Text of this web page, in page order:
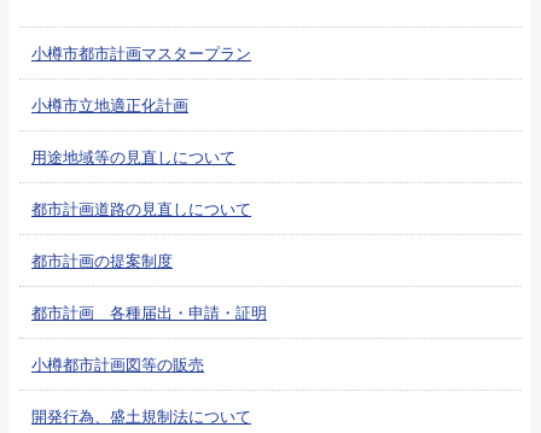
小樽市都市計画マスタープラン
小樽市立地適正化計画
用途地域等の見直しについて
都市計画道路の見直しについて
都市計画の提案制度
都市計画 各種届出・申請・証明
小樽都市計画図等の販売
開発行為、盛土規制法について